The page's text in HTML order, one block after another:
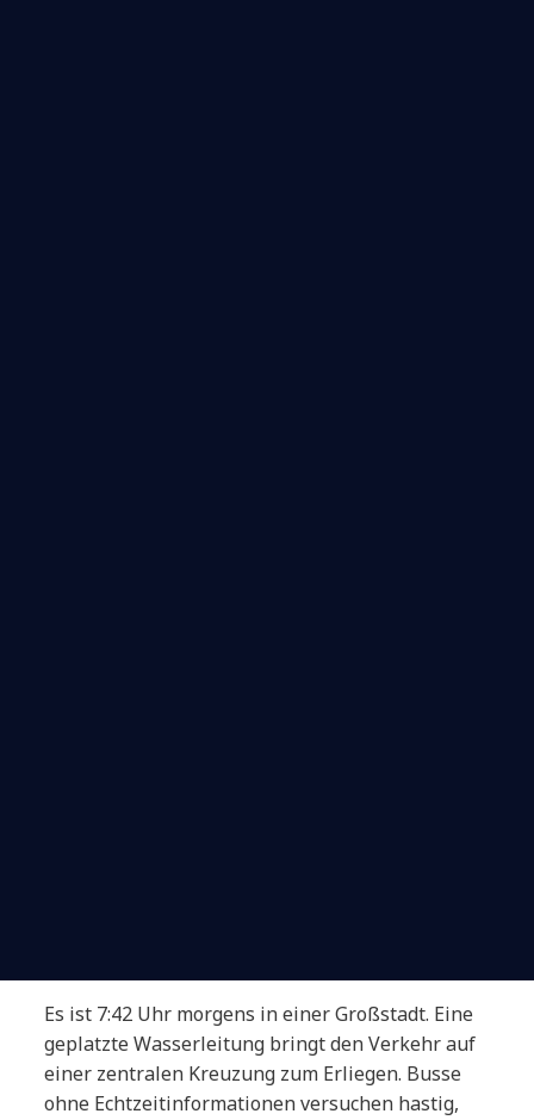
Es ist 7:42 Uhr morgens in einer Großstadt. Eine
geplatzte Wasserleitung bringt den Verkehr auf
einer zentralen Kreuzung zum Erliegen. Busse
ohne Echtzeitinformationen versuchen hastig,